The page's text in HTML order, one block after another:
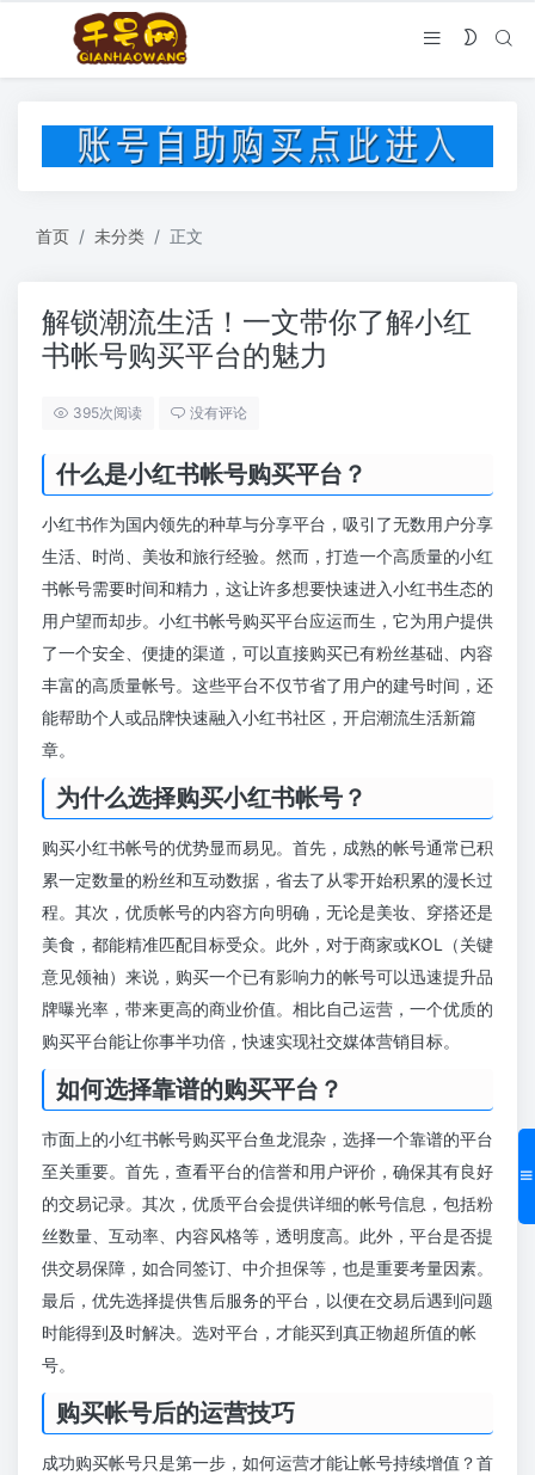
首页 未分类 正文
解锁潮流生活！一文带你了解小红
书帐号购买平台的魅力
395次阅读 没有评论
什么是小红书帐号购买平台？
小红书作为国内领先的种草与分享平台，吸引了无数用户分享
生活、时尚、美妆和旅行经验。然而，打造一个高质量的小红
书帐号需要时间和精力，这让许多想要快速进入小红书生态的
用户望而却步。小红书帐号购买平台应运而生，它为用户提供
了一个安全、便捷的渠道，可以直接购买已有粉丝基础、内容
丰富的高质量帐号。这些平台不仅节省了用户的建号时间，还
能帮助个人或品牌快速融入小红书社区，开启潮流生活新篇
章。
为什么选择购买小红书帐号？
购买小红书帐号的优势显而易见。首先，成熟的帐号通常已积
累一定数量的粉丝和互动数据，省去了从零开始积累的漫长过
程。其次，优质帐号的内容方向明确，无论是美妆、穿搭还是
美食，都能精准匹配目标受众。此外，对于商家或KOL（关键
意见领袖）来说，购买一个已有影响力的帐号可以迅速提升品
牌曝光率，带来更高的商业价值。相比自己运营，一个优质的
购买平台能让你事半功倍，快速实现社交媒体营销目标。
如何选择靠谱的购买平台？
市面上的小红书帐号购买平台鱼龙混杂，选择一个靠谱的平台
至关重要。首先，查看平台的信誉和用户评价，确保其有良好
的交易记录。其次，优质平台会提供详细的帐号信息，包括粉
丝数量、互动率、内容风格等，透明度高。此外，平台是否提
供交易保障，如合同签订、中介担保等，也是重要考量因素。
最后，优先选择提供售后服务的平台，以便在交易后遇到问题
时能得到及时解决。选对平台，才能买到真正物超所值的帐
号。
购买帐号后的运营技巧
成功购买帐号只是第一步，如何运营才能让帐号持续增值？首